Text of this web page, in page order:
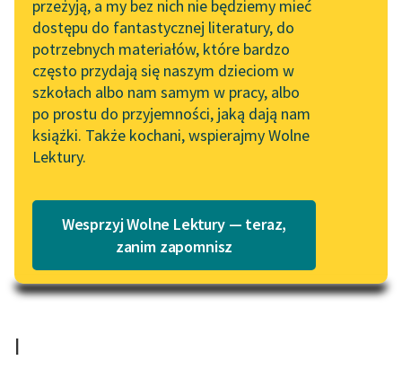
Wolne Lektury na 32.
Pol’and’Rock Festivalu
„Kochanek Lady
Chatterley” do słuchania
na Wolnych Lekturach
Nowy audiobook –
„Marzenie o Oriencie”
Lektury szkolne i klasyka
niepełnosprawnościami
API
OAI-PMH
Widget Wolnych Lektur
Przypisy
Katalog w formacie PDF
przeżyją, a my bez nich nie będziemy mieć
dostępu do fantastycznej literatury, do
potrzebnych materiałów, które bardzo
często przydają się naszym dzieciom w
szkołach albo nam samym w pracy, albo
po prostu do przyjemności, jaką dają nam
książki. Także kochani, wspierajmy Wolne
Lektury.
Wesprzyj Wolne Lektury — teraz,
zanim zapomnisz
Maria Rodziewiczówna
Między ustami a
brzegiem
pucharu
I